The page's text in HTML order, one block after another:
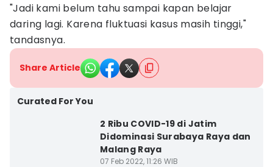
"Jadi kami belum tahu sampai kapan belajar
daring lagi. Karena fluktuasi kasus masih tinggi,"
tandasnya.
Share Article
Curated For You
2 Ribu COVID-19 di Jatim
Didominasi Surabaya Raya dan
Malang Raya
07 Feb 2022, 11:26 WIB